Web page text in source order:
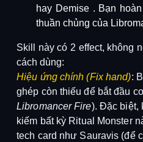
hay Demise . Bạn
thuần chủng của
Skill này có 2 effect, không
cách dùng:
Hiệu ứng chính (Fix hand):
ghép còn thiếu để bắt đầu
Libromancer Fire). Đặc biệt,
kiếm bất kỳ Ritual Monster
tech card như Sauravis (để